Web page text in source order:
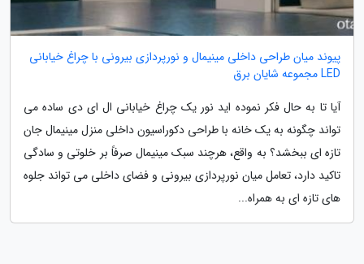
پیوند میان طراحی داخلی مینیمال و نورپردازی بیرونی با چراغ خیابانی
LED مجموعه شایان برق
آیا تا به حال فکر نموده اید نور یک چراغ خیابانی ال ای دی ساده می
تواند چگونه به یک خانه با طراحی دکوراسیون داخلی منزل مینیمال جان
تازه ای ببخشد؟ به واقع، هرچند سبک مینیمال صرفاً بر خلوتی و سادگی
تاکید دارد، تعامل میان نورپردازی بیرونی و فضای داخلی می تواند جلوه
های تازه ای به همراه...